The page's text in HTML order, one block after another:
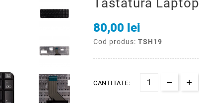
Tastatura
80,00 lei
Cod produs: TSH19
CANTITATE: